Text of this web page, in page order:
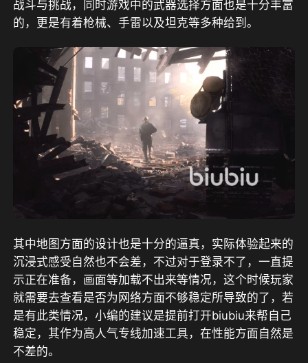
战斗与挑战，同时游戏中的武器选择方面也是十分丰富
的，更是有着枪械、手雷以及坦克等多种给到。
其中地图方面的设计也是十分的逼真，实际体验起来的
沉浸式感受自然也不会差，不过对于登录不了，一直提
示正在准备，画面等加载不出来等情况，这个时候玩家
就需要去查看是否为网络方面不够稳定所导致的了，若
是有此类情况，小编的建议是提前打开biubiu来帮自己
稳定，其作为高人气专线加速工具，在性能方面自然是
不差的。